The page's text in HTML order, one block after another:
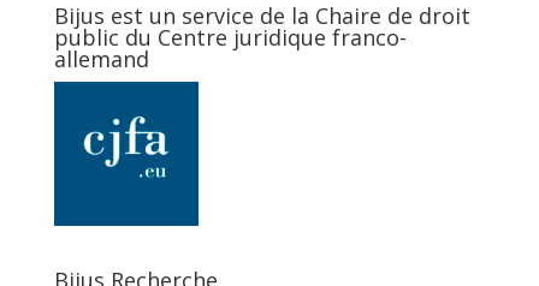
Bijus est un service de la Chaire de droit
public du Centre juridique franco-
allemand
Bijus Recherche